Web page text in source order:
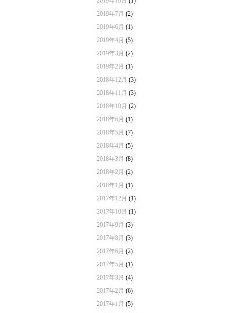
2019年7月 (2)
2019年6月 (1)
2019年4月 (5)
2019年3月 (2)
2019年2月 (1)
2018年12月 (3)
2018年11月 (3)
2018年10月 (2)
2018年6月 (1)
2018年5月 (7)
2018年4月 (5)
2018年3月 (8)
2018年2月 (2)
2018年1月 (1)
2017年12月 (1)
2017年10月 (1)
2017年9月 (3)
2017年8月 (3)
2017年6月 (2)
2017年5月 (1)
2017年3月 (4)
2017年2月 (6)
2017年1月 (5)